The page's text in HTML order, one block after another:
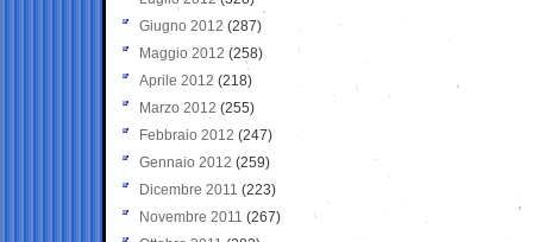
Giugno 2012 (287)
Maggio 2012 (258)
Aprile 2012 (218)
Marzo 2012 (255)
Febbraio 2012 (247)
Gennaio 2012 (259)
Dicembre 2011 (223)
Novembre 2011 (267)